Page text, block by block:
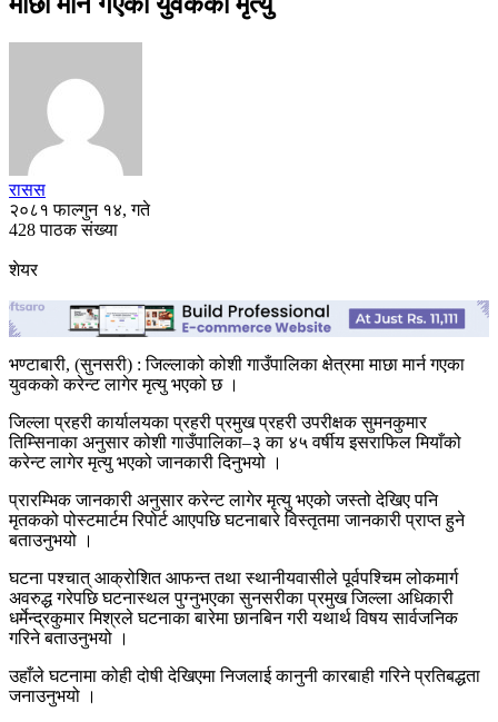
रासस
२०८१ फाल्गुन १४, गते
428 पाठक संख्या
शेयर
भण्टाबारी, (सुनसरी) : जिल्लाको कोशी गाउँपालिका क्षेत्रमा माछा मार्न गएका
युवककाे करेन्ट लागेर मृत्यु भएको छ ।
जिल्ला प्रहरी कार्यालयका प्रहरी प्रमुख प्रहरी उपरीक्षक सुमनकुमार
तिम्सिनाका अनुसार कोशी गाउँपालिका–३ का ४५ वर्षीय इसराफिल मियाँको
करेन्ट लागेर मृत्यु भएको जानकारी दिनुभयो ।
प्रारम्भिक जानकारी अनुसार करेन्ट लागेर मृत्यु भएको जस्तो देखिए पनि
मृतकको पोस्टमार्टम रिपोर्ट आएपछि घटनाबारे विस्तृतमा जानकारी प्राप्त हुने
बताउनुभयो ।
घटना पश्चात् आक्रोशित आफन्त तथा स्थानीयवासीले पूर्वपश्चिम लोकमार्ग
अवरुद्ध गरेपछि घटनास्थल पुग्नुभएका सुनसरीका प्रमुख जिल्ला अधिकारी
धर्मेन्द्रकुमार मिश्रले घटनाका बारेमा छानबिन गरी यथार्थ विषय सार्वजनिक
गरिने बताउनुभयो ।
उहाँले घटनामा कोही दोषी देखिएमा निजलाई कानुनी कारबाही गरिने प्रतिबद्धता
जनाउनुभयो ।